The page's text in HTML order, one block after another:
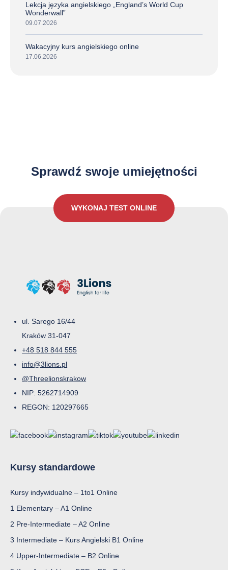
Lekcja języka angielskiego „England’s World Cup
Wonderwall”
09.07.2026
Wakacyjny kurs angielskiego online
17.06.2026
Sprawdź swoje umiejętności
WYKONAJ TEST ONLINE
ul. Sarego 16/44
Kraków 31-047
+48 518 844 555
info@3lions.pl
@Threelionskrakow
NIP: 5262714909
REGON: 120297665
Kursy standardowe
Kursy indywidualne – 1to1 Online
1 Elementary – A1 Online
2 Pre-Intermediate – A2 Online
3 Intermediate – Kurs Angielski B1 Online
4 Upper-Intermediate – B2 Online